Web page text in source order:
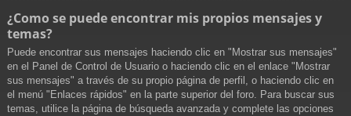
¿Como se puede encontrar mis propios mensajes y
temas?
Puede encontrar sus mensajes haciendo clic en "Mostrar sus mensajes"
en el Panel de Control de Usuario o haciendo clic en el enlace "Mostrar
sus mensajes" a través de su propio página de perfil, o haciendo clic en
el menú "Enlaces rápidos" en la parte superior del foro. Para buscar sus
temas, utilice la página de búsqueda avanzada y complete las opciones